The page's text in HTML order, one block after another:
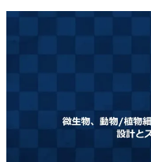
カテゴリで選ぶ